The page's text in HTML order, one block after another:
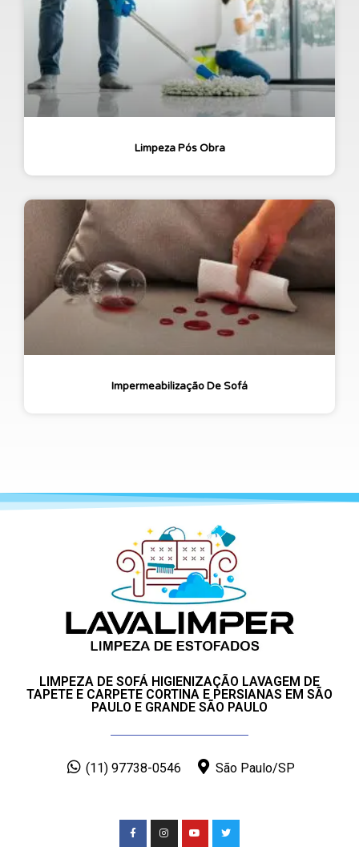
Limpeza Pós Obra
Impermeabilização De Sofá
LIMPEZA DE SOFÁ HIGIENIZAÇÃO LAVAGEM DE
TAPETE E CARPETE CORTINA E PERSIANAS EM SÃO
PAULO E GRANDE SÃO PAULO
(11) 97738-0546 São Paulo/SP